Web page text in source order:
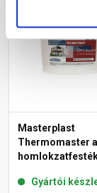
Masterplast
Thermomaster
homlokzatfesték
Gyártói